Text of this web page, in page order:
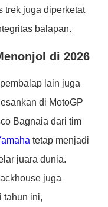
trek juga diperketat
balapan.
di 2026
lain juga
di MotoGP
Bagnaia dari tim
tetap menjadi
juara dunia.
juga
tahun ini,